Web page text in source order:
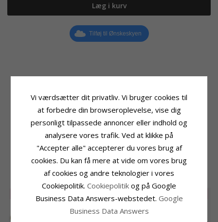
Læg i kurv
Tilføj til Ønskeskyen
Kæde: Armbånd
Ædelmetal: Forgyldt Messing
Længde:
17 cm plus 3 cm forlængerkæde
Eliné
Overflade:Blank
RELATEREDE PRODUKTER
Vi værdsætter dit privatliv. Vi bruger cookies til
at forbedre din browseroplevelse, vise dig
personligt tilpassede annoncer eller indhold og
analysere vores trafik. Ved at klikke på
"Accepter alle" accepterer du vores brug af
cookies. Du kan få mere at vide om vores brug
af cookies og andre teknologier i vores
Cookiepolitik. Cookiepolitik og på Google
Business Data Answers-webstedet. Google
Business Data Answers